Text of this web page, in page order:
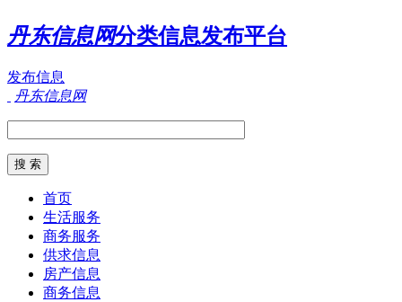
丹东信息网分类信息发布平台
发布信息
丹东信息网
首页
生活服务
商务服务
供求信息
房产信息
商务信息